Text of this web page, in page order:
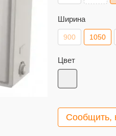
Ширина
900 1050
Цвет
Сообщить,